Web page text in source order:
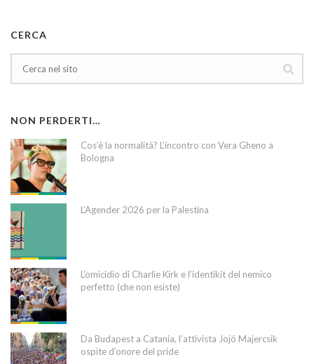
CERCA
NON PERDERTI…
Cos’è la normalità? L’incontro con Vera Gheno a
Bologna
L’Agender 2026 per la Palestina
L’omicidio di Charlie Kirk e l’identikit del nemico
perfetto (che non esiste)
Da Budapest a Catania, l’attivista Jojó Majercsik
ospite d’onore del pride